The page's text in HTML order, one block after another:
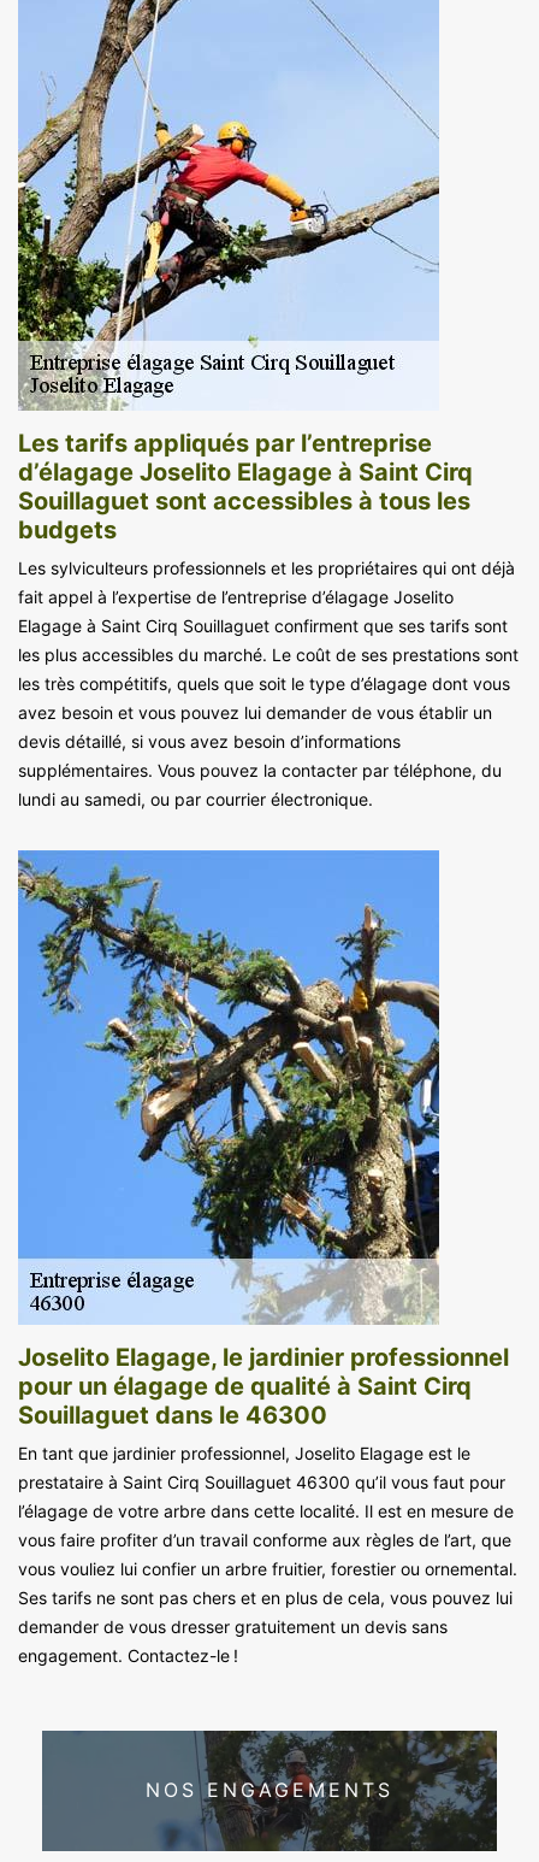
Les tarifs appliqués par l’entreprise
d’élagage Joselito Elagage à Saint Cirq
Souillaguet sont accessibles à tous les
budgets
Les sylviculteurs professionnels et les propriétaires qui ont déjà
fait appel à l’expertise de l’entreprise d’élagage Joselito
Elagage à Saint Cirq Souillaguet confirment que ses tarifs sont
les plus accessibles du marché. Le coût de ses prestations sont
les très compétitifs, quels que soit le type d’élagage dont vous
avez besoin et vous pouvez lui demander de vous établir un
devis détaillé, si vous avez besoin d’informations
supplémentaires. Vous pouvez la contacter par téléphone, du
lundi au samedi, ou par courrier électronique.
Joselito Elagage, le jardinier professionnel
pour un élagage de qualité à Saint Cirq
Souillaguet dans le 46300
En tant que jardinier professionnel, Joselito Elagage est le
prestataire à Saint Cirq Souillaguet 46300 qu’il vous faut pour
l’élagage de votre arbre dans cette localité. Il est en mesure de
vous faire profiter d’un travail conforme aux règles de l’art, que
vous vouliez lui confier un arbre fruitier, forestier ou ornemental.
Ses tarifs ne sont pas chers et en plus de cela, vous pouvez lui
demander de vous dresser gratuitement un devis sans
engagement. Contactez-le !
NOS ENGAGEMENTS